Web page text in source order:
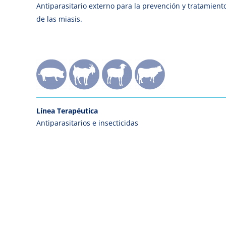
Antiparasitario externo para la prevención y
de las miasis.
Línea Terapéutica
Antiparasitarios e insecticidas